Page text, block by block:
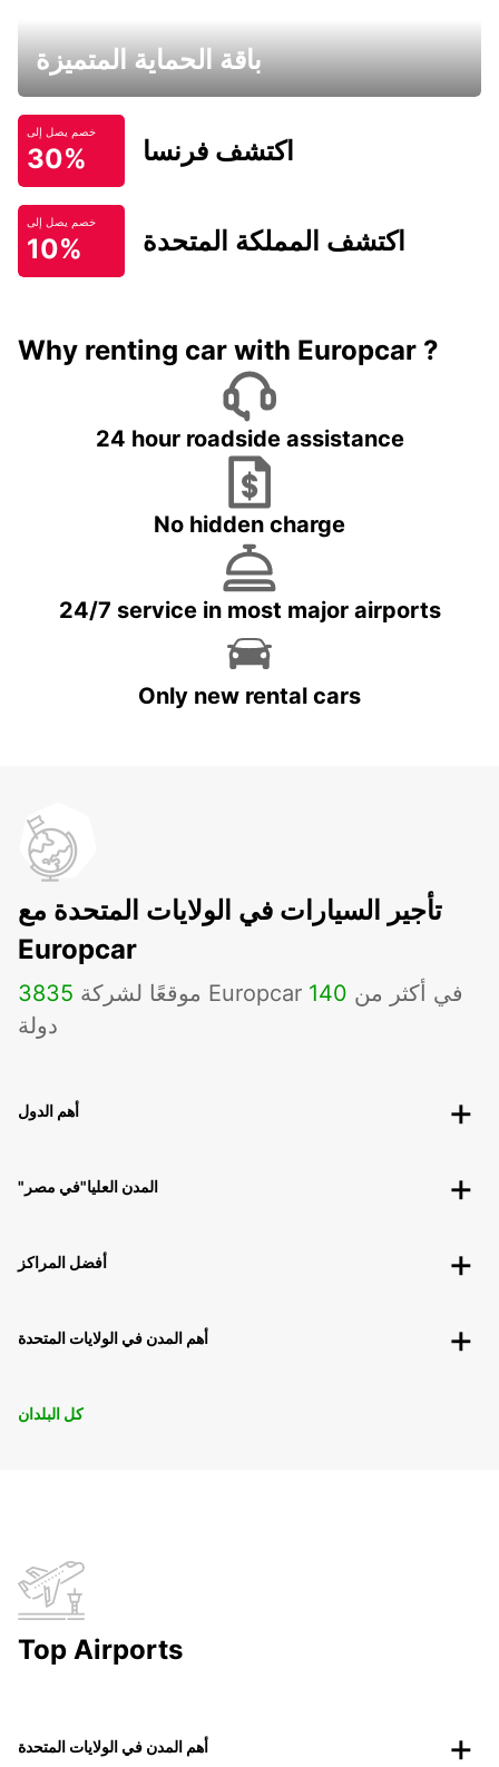
باقة الحماية المتميزة
خصم يصل إلى
30% اكتشف فرنسا
خصم يصل إلى
10% اكتشف المملكة المتحدة
Why renting car with Europcar ?
24 hour roadside assistance
No hidden charge
24/7 service in most major airports
Only new rental cars
تأجير السيارات في الولايات المتحدة مع
Europcar
3835 موقعًا لشركة Europcar في أكثر من 140
دولة
أهم الدول
"المدن العليا"في مصر
أفضل المراكز
أهم المدن في الولايات المتحدة
كل البلدان
Top Airports
أهم المدن في الولايات المتحدة